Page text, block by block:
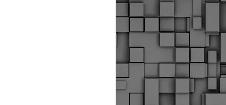
αστυνομικούς, οι οποίοι έχουν
εκπαίδευσή τους και
καθήκοντα.
ο Δήμος παρέλαβε τρία
οποία θα χρησιμοποιούνται για
μετακινήσεις των